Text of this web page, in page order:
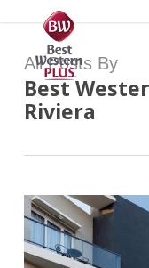
main
content
All Posts By
Best
Riviera